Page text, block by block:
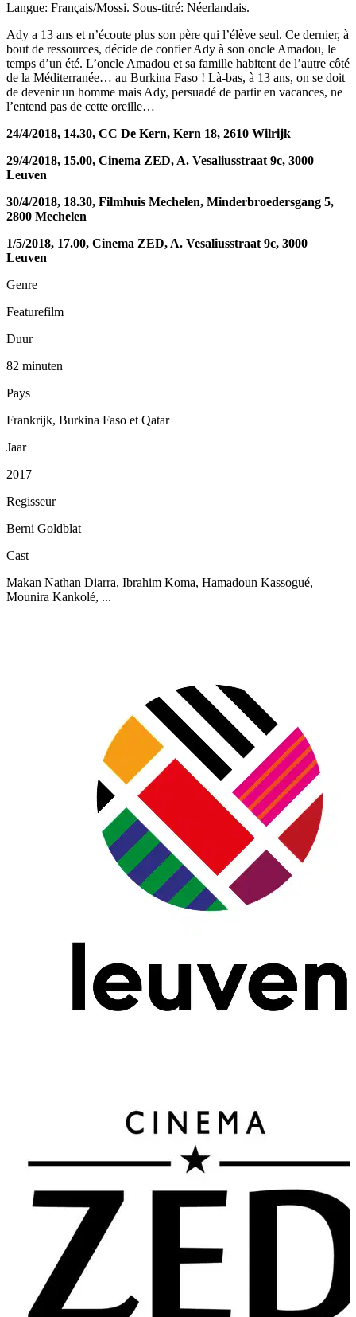
Langue: Français/Mossi. Sous-titré: Néerlandais.
Ady a 13 ans et n’écoute plus son père qui l’élève seul. Ce dernier, à
bout de ressources, décide de confier Ady à son oncle Amadou, le
temps d’un été. L’oncle Amadou et sa famille habitent de l’autre côté
de la Méditerranée… au Burkina Faso ! Là-bas, à 13 ans, on se doit
de devenir un homme mais Ady, persuadé de partir en vacances, ne
l’entend pas de cette oreille…
24/4/2018, 14.30, CC De Kern, Kern 18, 2610 Wilrijk
29/4/2018, 15.00, Cinema ZED, A. Vesaliusstraat 9c, 3000
Leuven
30/4/2018, 18.30, Filmhuis Mechelen, Minderbroedersgang 5,
2800 Mechelen
1/5/2018, 17.00, Cinema ZED, A. Vesaliusstraat 9c, 3000
Leuven
Genre
Featurefilm
Duur
82 minuten
Pays
Frankrijk, Burkina Faso et Qatar
Jaar
2017
Regisseur
Berni Goldblat
Cast
Makan Nathan Diarra, Ibrahim Koma, Hamadoun Kassogué,
Mounira Kankolé, ...